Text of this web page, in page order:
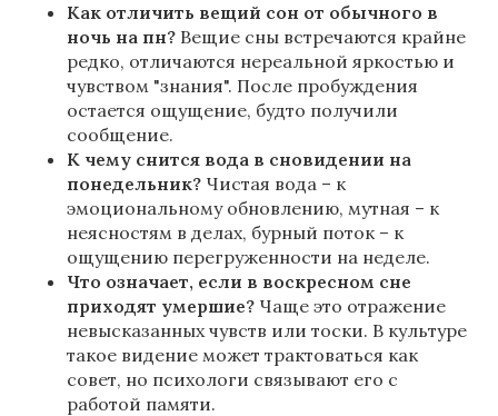
Как отличить вещий сон от обычного в
ночь на пн? Вещие сны встречаются крайне
редко, отличаются нереальной яркостью и
чувством "знания". После пробуждения
остается ощущение, будто получили
сообщение.
К чему снится вода в сновидении на
понедельник? Чистая вода – к
эмоциональному обновлению, мутная – к
неясностям в делах, бурный поток – к
ощущению перегруженности на неделе.
Что означает, если в воскресном сне
приходят умершие? Чаще это отражение
невысказанных чувств или тоски. В культуре
такое видение может трактоваться как
совет, но психологи связывают его с
работой памяти.